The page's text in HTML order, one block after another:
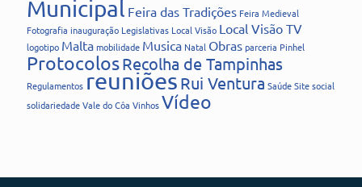
Municipal Feira das Tradições Feira Medieval
Fotografia inauguração Legislativas Local Visão Local Visão TV
logotipo Maltamobilidade Musica Natal Obrasparceria Pinhel
ProtocolosRecolha de Tampinhas
Regulamentos reuniões Rui Ventura SaúdeSitesocial
solidariedadeVale do Côa VinhosVídeo